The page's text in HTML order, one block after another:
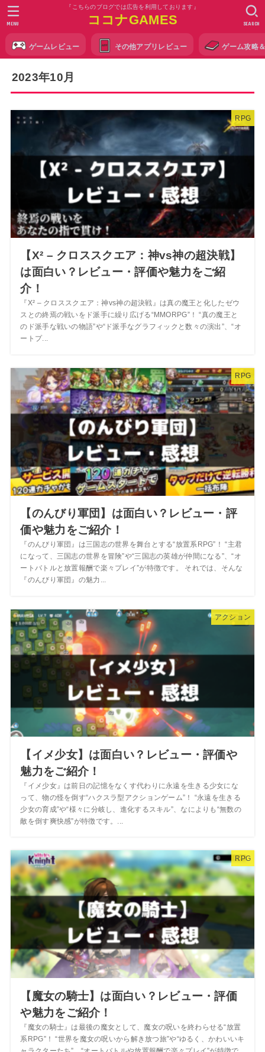
『こちらのブログでは広告を利用しております』
ココナGAMES
ゲームレビュー その他アプリレビュー ゲーム攻略
SEARCH
MENU
2023年10月
RPG
【X² – クロススクエア：神vs神の超決戦】
は面白い？レビュー・評価や魅力をご紹
介！
『X² – クロススクエア：神vs神の超決戦』は真の魔王と化したゼウ
スとの終焉の戦いをド派手に繰り広げる“MMORPG”！ “真の魔王と
のド派手な戦いの物語”や“ド派手なグラフィックと数々の演出”、“オ
ートプ...
RPG
【のんびり軍団】は面白い？レビュー・評
価や魅力をご紹介！
『のんびり軍団』は三国志の世界を舞台とする“放置系RPG”！ “主君
になって、三国志の世界を冒険”や“三国志の英雄が仲間になる”、“オ
ートバトルと放置報酬で楽々プレイ”が特徴です。 それでは、そんな
『のんびり軍団』の魅力...
アクション
【イメ少女】は面白い？レビュー・評価や
魅力をご紹介！
『イメ少女』は前日の記憶をなくす代わりに永遠を生きる少女にな
って、物の怪を倒す“ハクスラ型アクションゲーム”！ “永遠を生きる
少女の育成”や“様々に分岐し、進化するスキル”、なによりも“無数の
敵を倒す爽快感”が特徴です。...
RPG
【魔女の騎士】は面白い？レビュー・評価
や魅力をご紹介！
『魔女の騎士』は最後の魔女として、魔女の呪いを終わらせる“放置
系RPG”！ “世界を魔女の呪いから解き放つ旅”や“ゆるく、かわいいキ
ャラクターたち”、“オートバトルや放置報酬で楽々プレイ”が特徴で